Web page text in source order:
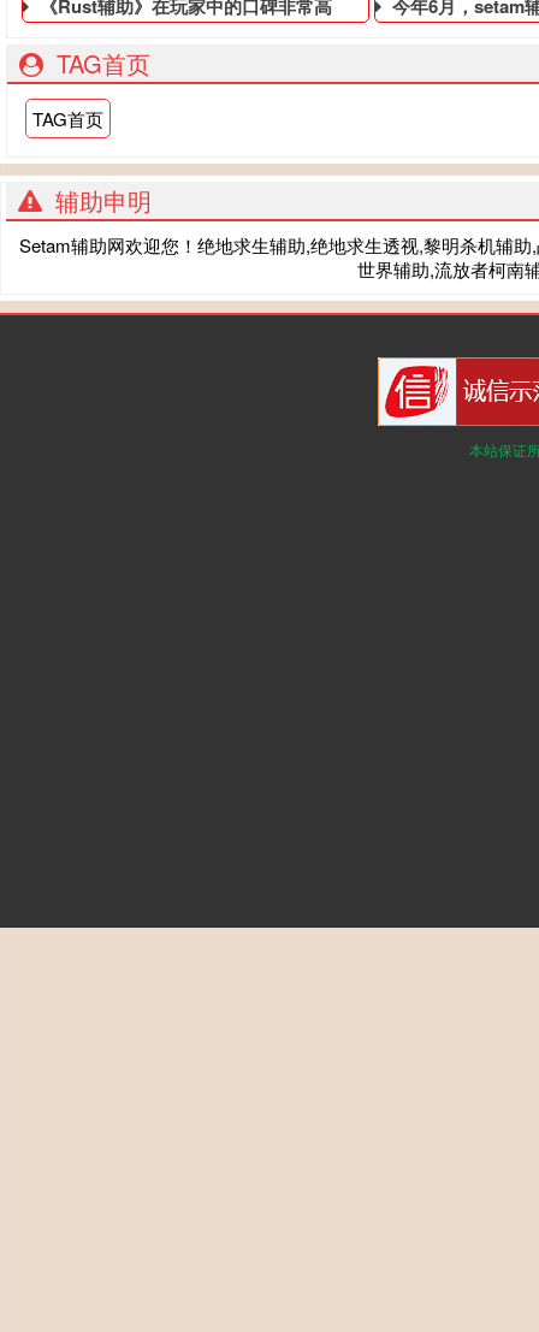
《Rust辅助》在玩家中的口碑非常高 今年6月，setam
TAG首页
TAG首页
辅助申明
Setam辅助网欢迎您！绝地求生辅助,绝地求生透视,黎明杀机辅
世界辅助,流放者柯南
本站保证